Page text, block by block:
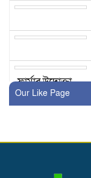
ফার্মার উদোক্তা
Our Like Page